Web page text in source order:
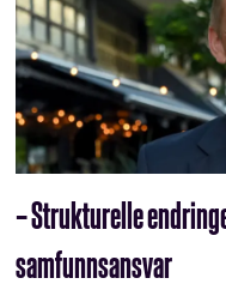
– Strukturelle
samfunnsansvar